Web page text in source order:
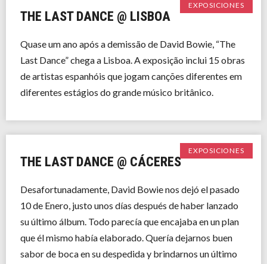
EXPOSICIONES
THE LAST DANCE @ LISBOA
Quase um ano após a demissão de David Bowie, “The
Last Dance” chega a Lisboa. A exposição inclui 15 obras
de artistas espanhóis que jogam canções diferentes em
diferentes estágios do grande músico britânico.
EXPOSICIONES
THE LAST DANCE @ CÁCERES
Desafortunadamente, David Bowie nos dejó el pasado
10 de Enero, justo unos días después de haber lanzado
su último álbum. Todo parecía que encajaba en un plan
que él mismo había elaborado. Quería dejarnos buen
sabor de boca en su despedida y brindarnos un último